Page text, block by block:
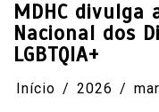
MDHC
Nacional dos
LGBTQIA+
Início 2026